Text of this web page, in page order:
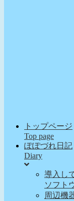
トップページ
Top page
ぽぽづれ日記
Diary
導入し
ソフト
周辺機